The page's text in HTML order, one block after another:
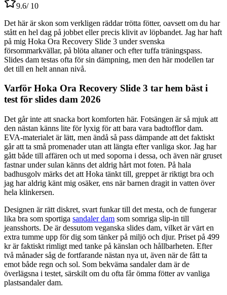
9.6/ 10
Det här är skon som verkligen räddar trötta fötter, oavsett om du har
stått en hel dag på jobbet eller precis klivit av löpbandet. Jag har haft
på mig Hoka Ora Recovery Slide 3 under svenska
försommarkvällar, på blöta altaner och efter tuffa träningspass.
Slides dam testas ofta för sin dämpning, men den här modellen tar
det till en helt annan nivå.
Varför Hoka Ora Recovery Slide 3 tar hem bäst i
test för slides dam 2026
Det går inte att snacka bort komforten här. Fotsängen är så mjuk att
den nästan känns lite för lyxig för att bara vara badtofflor dam.
EVA-materialet är lätt, men ändå så pass dämpande att det faktiskt
går att ta små promenader utan att längta efter vanliga skor. Jag har
gått både till affären och ut med soporna i dessa, och även när gruset
fastnar under sulan känns det aldrig hårt mot foten. På hala
badhusgolv märks det att Hoka tänkt till, greppet är riktigt bra och
jag har aldrig känt mig osäker, ens när barnen dragit in vatten över
hela klinkersen.
Designen är rätt diskret, svart funkar till det mesta, och de fungerar
lika bra som sportiga sandaler dam som somriga slip-in till
jeansshorts. De är dessutom veganska slides dam, vilket är värt en
extra tumme upp för dig som tänker på miljö och djur. Priset på 499
kr är faktiskt rimligt med tanke på känslan och hållbarheten. Efter
två månader såg de fortfarande nästan nya ut, även när de fått ta
emot både regn och sol. Som bekväma sandaler dam är de
överlägsna i testet, särskilt om du ofta får ömma fötter av vanliga
plastsandaler dam.